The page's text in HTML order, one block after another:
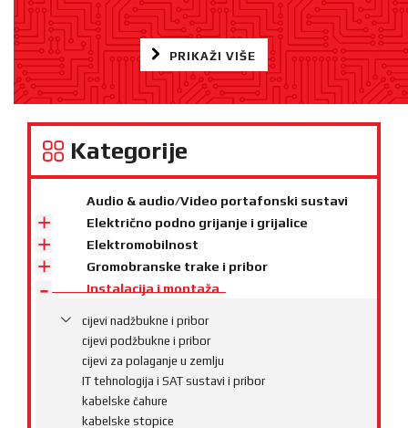
Kategorije
Audio & audio/Video portafonski sustavi
Električno podno grijanje i grijalice
Elektromobilnost
Gromobranske trake i pribor
Instalacija i montaža
cijevi nadžbukne i pribor
cijevi podžbukne i pribor
cijevi za polaganje u zemlju
IT tehnologija i SAT sustavi i pribor
kabelske čahure
kabelske stopice
PRIKAŽI VIŠE